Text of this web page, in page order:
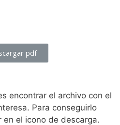
pdf
encontrar el archivo con el
Para conseguirlo
el icono de descarga.